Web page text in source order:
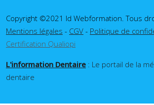
Copyright ©2021 Id Webformation. Tous
Mentions légales - CGV - Politique de
Certification Qualiopi
L'information Dentaire : Le portail de la
dentaire